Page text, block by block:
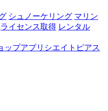
シュノーケリング マリン
ライセンス取得 レンタル